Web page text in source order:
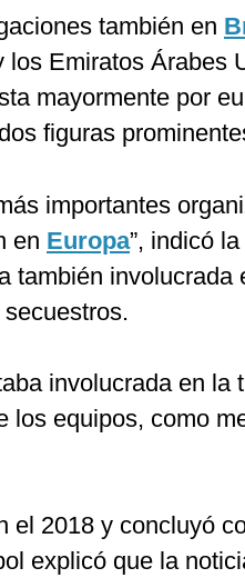
también en
los Emiratos Árabes
mayormente por
figuras
importantes
en Europa”, indicó
también involucrada
involucrada en la
los equipos, como
el 2018 y concluyó
explicó que la